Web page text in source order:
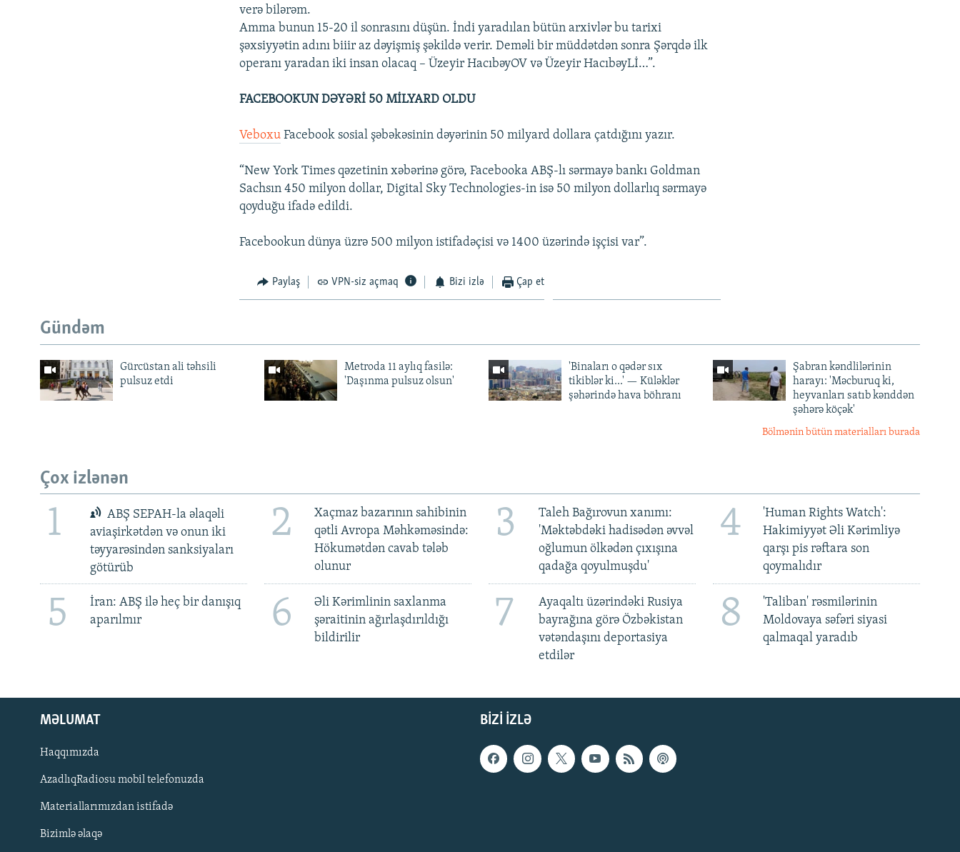
verə bilərəm.
Amma bunun 15-20 il sonrasını düşün. İndi yaradılan bütün arxivlər bu tarixi
şəxsiyyətin adını biiir az dəyişmiş şəkildə verir. Deməli bir müddətdən sonra Şərqdə ilk
operanı yaradan iki insan olacaq – Üzeyir HacıbəyOV və Üzeyir HacıbəyLİ…”.
FACEBOOKUN DƏYƏRİ 50 MİLYARD OLDU
Veboxu Facebook sosial şəbəkəsinin dəyərinin 50 milyard dollara çatdığını yazır.
“New York Times qəzetinin xəbərinə görə, Facebooka ABŞ-lı sərmayə bankı Goldman
Sachsın 450 milyon dollar, Digital Sky Technologies-in isə 50 milyon dollarlıq sərmayə
qoyduğu ifadə edildi.
Facebookun dünya üzrə 500 milyon istifadəçisi və 1400 üzərində işçisi var”.
Paylaş VPN-siz açmaq Bizi izlə Çap et
Gündəm
Gürcüstan ali təhsili
pulsuz etdi
Metroda 11 aylıq fasilə:
'Daşınma pulsuz olsun'
'Binaları o qədər sıx
tikiblər ki...' — Küləklər
şəhərində hava böhranı
Şabran kəndlilərinin
harayı: 'Məcburuq ki,
heyvanları satıb kənddən
şəhərə köçək'
Bölmənin bütün materialları burada
Çox izlənən
1
ABŞ SEPAH-la əlaqəli
aviaşirkətdən və onun iki
təyyarəsindən sanksiyaları
götürüb
2
Xaçmaz bazarının sahibinin
qətli Avropa Məhkəməsində:
Hökumətdən cavab tələb
olunur
3
Taleh Bağırovun xanımı:
'Məktəbdəki hadisədən əvvəl
oğlumun ölkədən çıxışına
qadağa qoyulmuşdu'
4
'Human Rights Watch':
Hakimiyyət Əli Kərimliyə
qarşı pis rəftara son
qoymalıdır
5
İran: ABŞ ilə heç bir danışıq
aparılmır
6
Əli Kərimlinin saxlanma
şəraitinin ağırlaşdırıldığı
bildirilir
7
Ayaqaltı üzərindəki Rusiya
bayrağına görə Özbəkistan
vətəndaşını deportasiya
etdilər
8
'Taliban' rəsmilərinin
Moldovaya səfəri siyasi
qalmaqal yaradıb
BIZI IZLƏ
MƏLUMAT
Haqqımızda
AzadlıqRadiosu mobil telefonuzda
Materiallarımızdan istifadə
Bizimlə əlaqə